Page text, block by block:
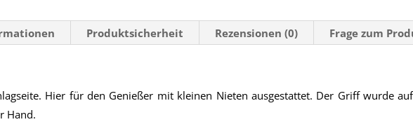
Produktsicherheit Rezensionen (0) Frage zum
Hier für den Genießer mit kleinen Nieten ausgestattet. Der Griff wurde
Hand.